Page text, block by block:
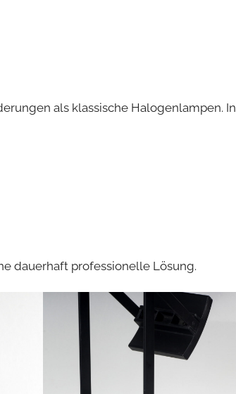
als klassische Halogenlampen. In
dauerhaft professionelle Lösung.